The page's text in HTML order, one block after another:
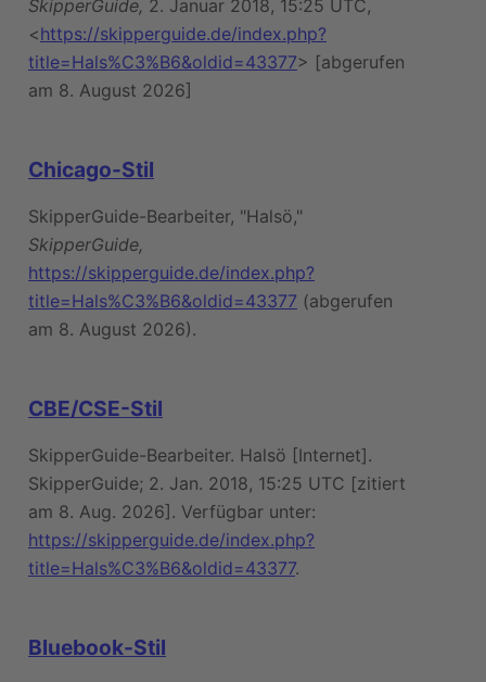
SkipperGuide, 2. Januar 2018, 15:25 UTC,
<https://skipperguide.de/index.php?
title=Hals%C3%B6&oldid=43377> [abgerufen
am 8. August 2026]
Chicago-Stil
SkipperGuide-Bearbeiter, "Halsö,"
SkipperGuide,
https://skipperguide.de/index.php?
title=Hals%C3%B6&oldid=43377 (abgerufen
am 8. August 2026).
CBE/CSE-Stil
SkipperGuide-Bearbeiter. Halsö [Internet].
SkipperGuide; 2. Jan. 2018, 15:25 UTC [zitiert
am 8. Aug. 2026]. Verfügbar unter:
https://skipperguide.de/index.php?
title=Hals%C3%B6&oldid=43377.
Bluebook-Stil